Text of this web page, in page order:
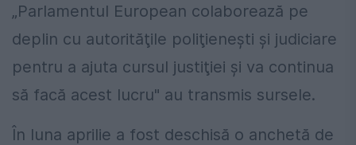
„Parlamentul European colaborează pe
deplin cu autorităţile poliţieneşti şi judiciare
pentru a ajuta cursul justiţiei şi va continua
să facă acest lucru" au transmis sursele.
În luna aprilie a fost deschisă o anchetă de